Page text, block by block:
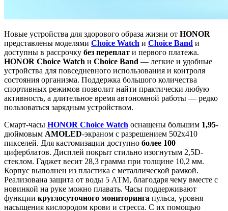
Новые устройства для здорового образа жизни от HONOR
представлены моделями Choice Watch и Choice Band и
доступны в рассрочку без переплат и первого платежа.
HONOR Choice Watch и Choice Band — легкие и удобные
устройства для повседневного использования и контроля
состояния организма. Поддержка большого количества
спортивных режимов позволит найти практически любую
активность, а длительное время автономной работы — редко
пользоваться зарядным устройством.
Смарт-часы HONOR Choice Watch оснащены большим 1,95-
дюймовым AMOLED-экраном с разрешением 502х410
пикселей. Для кастомизации доступно более 100
циферблатов. Дисплей покрыт стильно изогнутым 2,5D-
стеклом. Гаджет весит 28,3 грамма при толщине 10,2 мм.
Корпус выполнен из пластика с металлической рамкой.
Реализована защита от воды 5 АТМ, благодаря чему вместе с
новинкой на руке можно плавать. Часы поддерживают
функции круглосуточного мониторинга пульса, уровня
насыщения кислородом крови и стресса. С их помощью